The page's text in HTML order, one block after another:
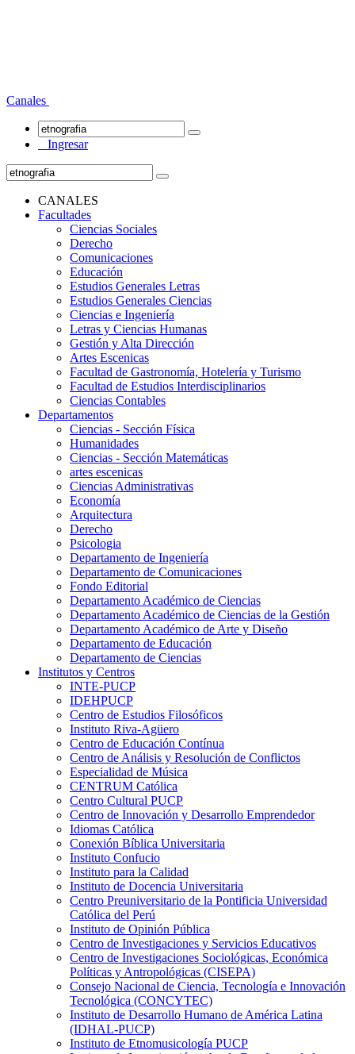
Canales
Ingresar
CANALES
Facultades
Ciencias Sociales
Derecho
Comunicaciones
Educación
Estudios Generales Letras
Estudios Generales Ciencias
Ciencias e Ingeniería
Letras y Ciencias Humanas
Gestión y Alta Dirección
Artes Escenicas
Facultad de Gastronomía, Hotelería y Turismo
Facultad de Estudios Interdisciplinarios
Ciencias Contables
Departamentos
Ciencias - Sección Física
Humanidades
Ciencias - Sección Matemáticas
artes escenicas
Ciencias Administrativas
Economía
Arquitectura
Derecho
Psicologia
Departamento de Ingeniería
Departamento de Comunicaciones
Fondo Editorial
Departamento Académico de Ciencias
Departamento Académico de Ciencias de la Gestión
Departamento Académico de Arte y Diseño
Departamento de Educación
Departamento de Ciencias
Institutos y Centros
INTE-PUCP
IDEHPUCP
Centro de Estudios Filosóficos
Instituto Riva-Agüero
Centro de Educación Contínua
Centro de Análisis y Resolución de Conflictos
Especialidad de Música
CENTRUM Católica
Centro Cultural PUCP
Centro de Innovación y Desarrollo Emprendedor
Idiomas Católica
Conexión Bíblica Universitaria
Instituto Confucio
Instituto para la Calidad
Instituto de Docencia Universitaria
Centro Preuniversitario de la Pontificia Universidad
Católica del Perú
Instituto de Opinión Pública
Centro de Investigaciones y Servicios Educativos
Centro de Investigaciones Sociológicas, Económica
Políticas y Antropológicas (CISEPA)
Consejo Nacional de Ciencia, Tecnología e Innovación
Tecnológica (CONCYTEC)
Instituto de Desarrollo Humano de América Latina
(IDHAL-PUCP)
Instituto de Etnomusicología PUCP